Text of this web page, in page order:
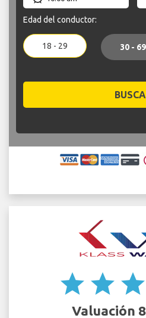
Edad del conductor:
18 - 29 30 - 69
star star star
Valuación